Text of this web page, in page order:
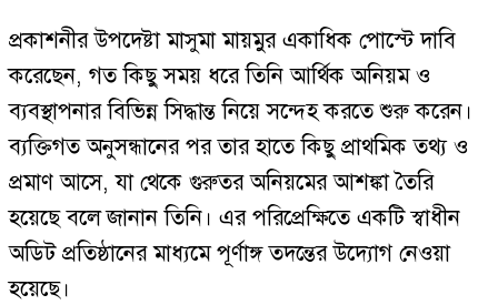
প্রকাশনীর উপদেষ্টা মাসুমা মায়মুর একাধিক পোস্টে দাবি
করেছেন, গত কিছু সময় ধরে তিনি আর্থিক অনিয়ম ও
ব্যবস্থাপনার বিভিন্ন সিদ্ধান্ত নিয়ে সন্দেহ করতে শুরু করেন।
ব্যক্তিগত অনুসন্ধানের পর তার হাতে কিছু প্রাথমিক তথ্য ও
প্রমাণ আসে, যা থেকে গুরুতর অনিয়মের আশঙ্কা তৈরি
হয়েছে বলে জানান তিনি। এর পরিপ্রেক্ষিতে একটি স্বাধীন
অডিট প্রতিষ্ঠানের মাধ্যমে পূর্ণাঙ্গ তদন্তের উদ্যোগ নেওয়া
হয়েছে।